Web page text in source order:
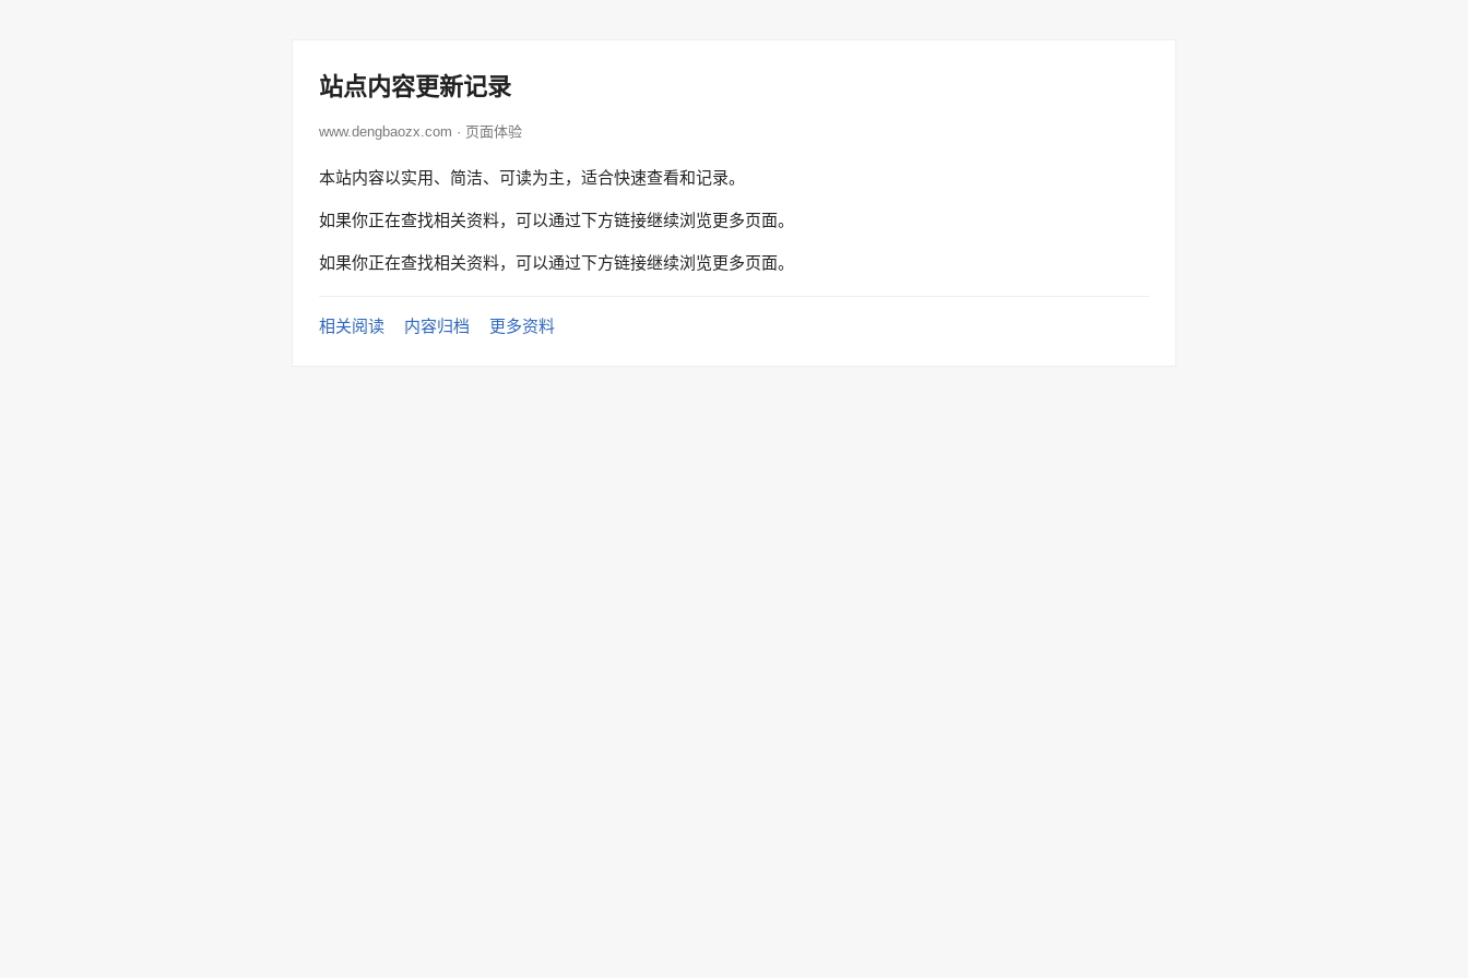
站点内容更新记录
www.dengbaozx.com · 页面体验
本站内容以实用、简洁、可读为主，适合快速查看和记录。
如果你正在查找相关资料，可以通过下方链接继续浏览更多页面。
如果你正在查找相关资料，可以通过下方链接继续浏览更多页面。
相关阅读 内容归档 更多资料